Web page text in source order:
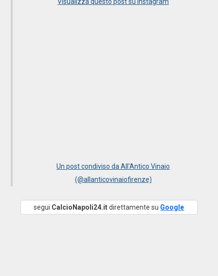
Un post condiviso da All'Antico Vinaio
(@allanticovinaiofirenze)
segui CalcioNapoli24.itdirettamente su Google